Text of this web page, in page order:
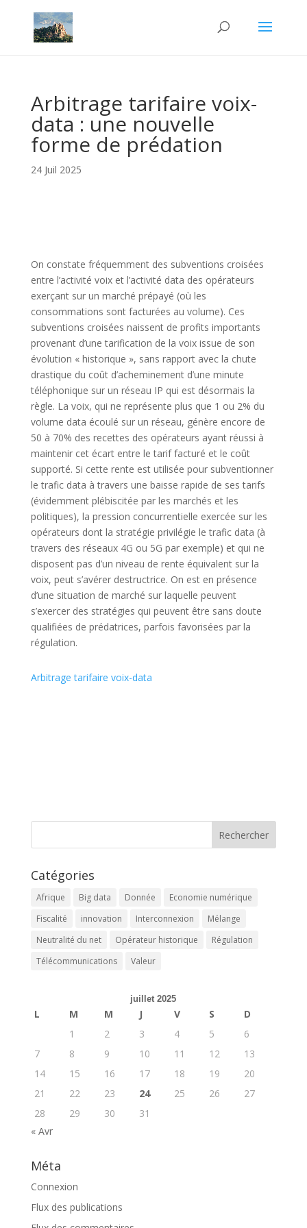
Arbitrage tarifaire voix-
data : une nouvelle
forme de prédation
24 Juil 2025
On constate fréquemment des subventions croisées
entre l’activité voix et l’activité data des opérateurs
exerçant sur un marché prépayé (où les
consommations sont facturées au volume). Ces
subventions croisées naissent de profits importants
provenant d’une tarification de la voix issue de son
évolution « historique », sans rapport avec la chute
drastique du coût d’acheminement d’une minute
téléphonique sur un réseau IP qui est désormais la
règle. La voix, qui ne représente plus que 1 ou 2% du
volume data écoulé sur un réseau, génère encore de
50 à 70% des recettes des opérateurs ayant réussi à
maintenir cet écart entre le tarif facturé et le coût
supporté. Si cette rente est utilisée pour subventionner
le trafic data à travers une baisse rapide de ses tarifs
(évidemment plébiscitée par les marchés et les
politiques), la pression concurrentielle exercée sur les
opérateurs dont la stratégie privilégie le trafic data (à
travers des réseaux 4G ou 5G par exemple) et qui ne
disposent pas d’un niveau de rente équivalent sur la
voix, peut s’avérer destructrice. On est en présence
d’une situation de marché sur laquelle peuvent
s’exercer des stratégies qui peuvent être sans doute
qualifiées de prédatrices, parfois favorisées par la
régulation.
Arbitrage tarifaire voix-data
Catégories
Afrique Big data Donnée
Economie numérique
Fiscalité
innovation Interconnexion
Mélange
Neutralité du net
Opérateur historique
Régulation
Télécommunications
Valeur
juillet 2025
L M M J V S
D
1
2 3 4 5
6
7
8 9 10 11 12
13
14
15 16 17 18 19
20
21
22 23 24 25 26
27
28
29 30
31
« Avr
Méta
Connexion
Flux des publications